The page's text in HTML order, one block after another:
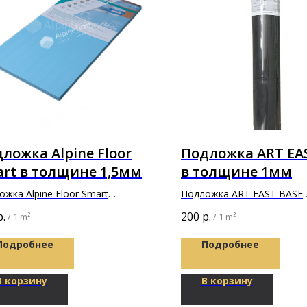
Alpine Floor
в толщине 1,5мм
Alpine Floor Smart
/ 1 m²
корзину
Подложка ART
в толщине 1мм
Подложка ART EAST BASE
200 р. / 1 m²
Подробнее
В корзину